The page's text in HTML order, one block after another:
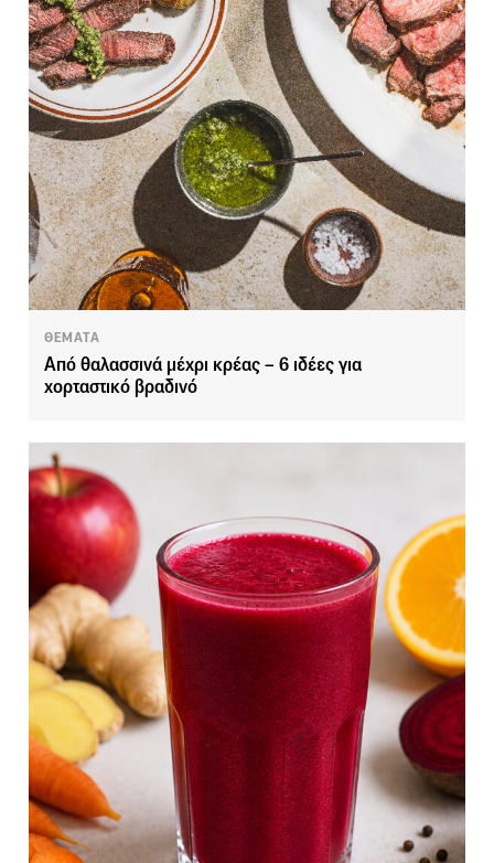
ΘΕΜΑΤΑ
Από θαλασσινά μέχρι κρέας – 6 ιδέες για
χορταστικό βραδινό